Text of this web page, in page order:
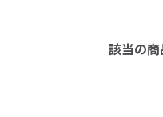
該当の